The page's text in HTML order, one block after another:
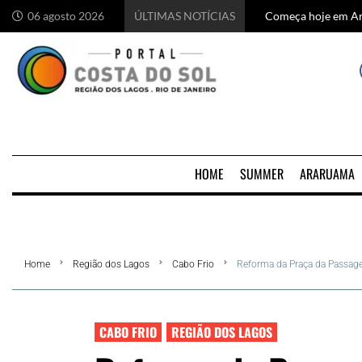
06 agosto 2026 ÚLTIMAS NOTÍCIAS Começa hoje em
Chef italiano
5 motivos para
Festival de
HOME SUMMER ARARUAMA
Home Região dos Lagos Cabo Frio Reforma da Praça da
CABO FRIO REGIÃO DOS LAGOS